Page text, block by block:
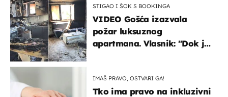
STIGAO I ŠOK S BOOKINGA
VIDEO Gošća izazvala
požar luksuznog
apartmana. Vlasnik: "Dok je
IMAŠ PRAVO, OSTVARI GA!
Tko ima pravo na inkluzivni